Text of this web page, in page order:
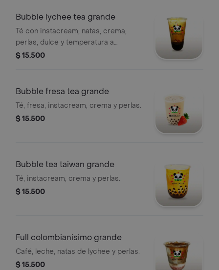
Bubble lychee tea grande
Té con instacream, natas, crema,
perlas, dulce y temperatura a
elección.
$ 15.500
Bubble fresa tea grande
Té, fresa, instacream, crema y perlas.
$ 15.500
Bubble tea taiwan grande
Té, instacream, crema y perlas.
$ 15.500
Full colombianisimo grande
Café, leche, natas de lychee y perlas.
$ 15.500